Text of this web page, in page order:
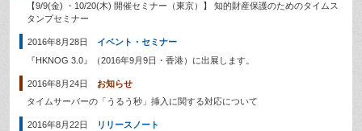
【9/9(金) ・10/20(木) 開催セミナー（東京）】 知的財産保護のためのタイムス
タンプセミナー
2016年8月28日
イベント・セミナー
『HKNOG 3.0』（2016年9月9日・香港）に出展します。
2016年8月24日
お知らせ
タイムサーバーの「うるう秒」挿入に関する対応について
2016年8月22日
リリースノート